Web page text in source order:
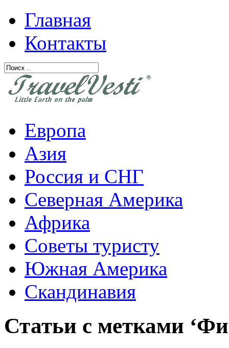
Главная
Контакты
Европа
Азия
Россия и СНГ
Северная Америка
Африка
Советы туристу
Южная Америка
Скандинавия
Статьи с метками